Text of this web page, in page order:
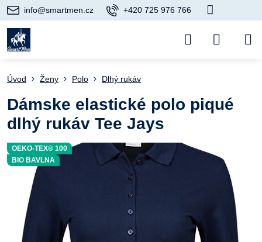
info@smartmen.cz +420 725 976 766
OEKO-TEX® 100
BIO BAVLNA
Úvod Ženy Polo Dlhý rukáv
Dámske elastické polo piqué
dlhý rukáv Tee Jays